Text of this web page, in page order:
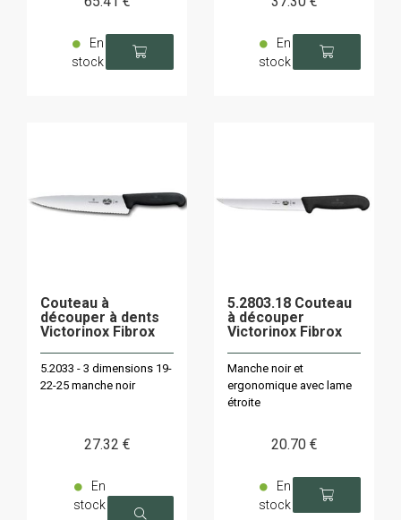
En
stock
En
stock
Couteau à
découper à dents
Victorinox Fibrox
5.2033 - 3 dimensions 19-
22-25 manche noir
27.32 €
En
stock
5.2803.18 Couteau
à découper
Victorinox Fibrox
Manche noir et
ergonomique avec lame
étroite
20.70 €
En
stock